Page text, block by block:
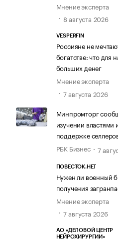
Мнение эксперта
8 августа 2026
VESPERFIN
Россияне не
богатстве: что для
больших денег
Мнение эксперта
7 августа 2026
Минпромторг
изучении властями
поддержке
РБК Бизнес
7
ПОВЕСТОК.НЕТ
Нужен ли военный
получения
Мнение эксперта
7 августа 2026
АО «ДЕЛОВОЙ ЦЕНТР
НЕЙРОХИРУРГИИ»